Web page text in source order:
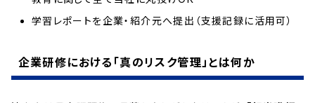
学習レポートを企業・紹介元へ提出（支援記録に活用可）
企業研修における「真のリスク管理」とは何か